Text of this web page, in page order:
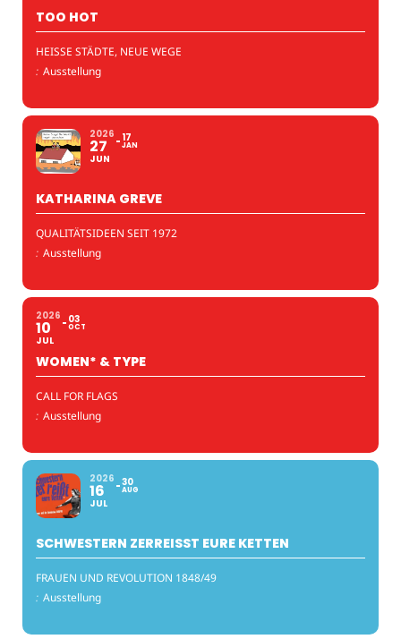
TOO HOT
HEISSE STÄDTE, NEUE WEGE
: Ausstellung
2026
27
JUN
17
JAN
KATHARINA GREVE
QUALITÄTSIDEEN SEIT 1972
: Ausstellung
2026
10
JUL
03
OCT
WOMEN* & TYPE
CALL FOR FLAGS
: Ausstellung
2026
16
JUL
30
AUG
SCHWESTERN ZERREISST EURE KETTEN
FRAUEN UND REVOLUTION 1848/49
: Ausstellung